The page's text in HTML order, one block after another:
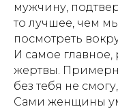
мужчину,
то лучшее, чем
посмотреть
И самое
жертвы.
без тебя не
Сами женщины